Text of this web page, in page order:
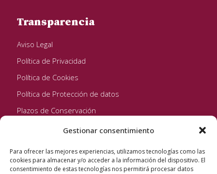
Gestionar consentimiento
Para ofrecer las mejores experiencias, utilizamos tecnologías como las
cookies para almacenar y/o acceder a la información del dispositivo. El
consentimiento de estas tecnologías nos permitirá procesar datos
Transparencia
Aviso Legal
Política de Privacidad
Política de Cookies
Política de Protección de datos
Plazos de Conservación
Seguinos!